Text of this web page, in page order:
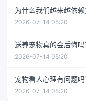
为什么我们越来越依
2026-07-14 05:20
送养宠物真的会后悔
2026-07-14 05:20
宠物看人心理有问题
2026-07-14 05:20